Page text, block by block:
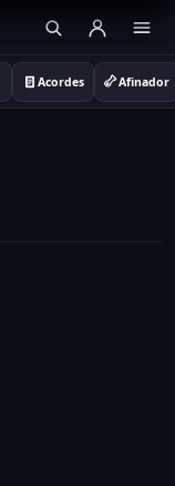
Acordes Afinador